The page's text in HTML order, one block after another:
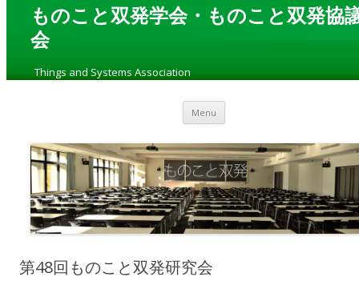
ものこと双発学会・ものこと双発協
会
„Things and Systems Association
Menu Skip to content
第48回ものこと双発研究会